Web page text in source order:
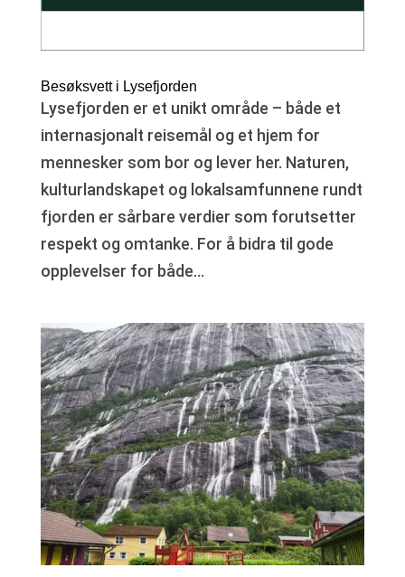
Besøksvett i Lysefjorden
Lysefjorden er et unikt område – både et
internasjonalt reisemål og et hjem for
mennesker som bor og lever her. Naturen,
kulturlandskapet og lokalsamfunnene rundt
fjorden er sårbare verdier som forutsetter
respekt og omtanke. For å bidra til gode
opplevelser for både...